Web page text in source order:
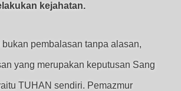
kejahatan.
pembalasan tanpa alasan,
yang merupakan keputusan Sang
TUHAN sendiri. Pemazmur